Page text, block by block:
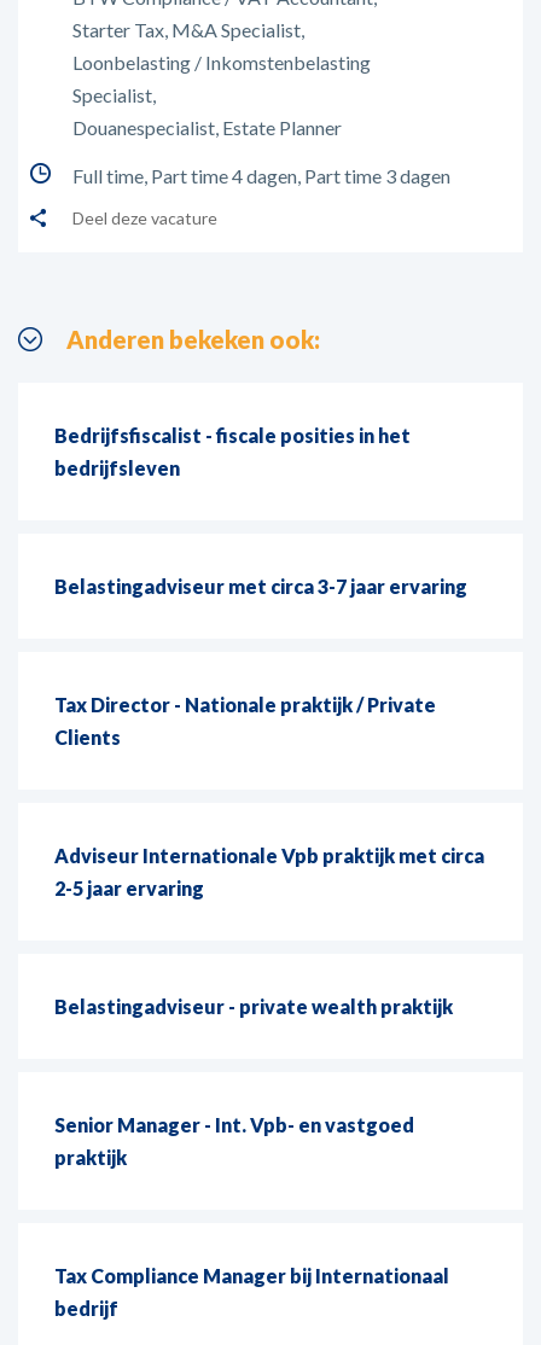
Starter Tax M&A Specialist
Loonbelasting / Inkomstenbelasting
Specialist
Douanespecialist Estate Planner
Full time Part time 4 dagen Part time 3 dagen
Deel deze vacature
Anderen bekeken ook:
Bedrijfsfiscalist - fiscale posities in het
bedrijfsleven
Belastingadviseur met circa 3-7 jaar ervaring
Tax Director - Nationale praktijk / Private
Clients
Adviseur Internationale Vpb praktijk met circa
2-5 jaar ervaring
Belastingadviseur - private wealth praktijk
Senior Manager - Int. Vpb- en vastgoed
praktijk
Tax Compliance Manager bij Internationaal
bedrijf